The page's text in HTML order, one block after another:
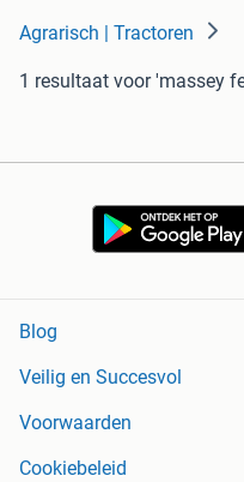
Agrarisch | Tractoren
1 resultaat voor 'massey
Blog
Veilig en Succesvol
Voorwaarden
Cookiebeleid